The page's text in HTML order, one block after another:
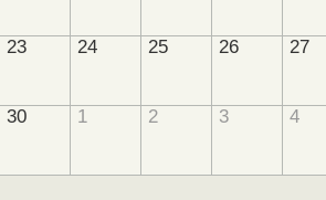
23 24 25 26 27
30 1 2 3 4